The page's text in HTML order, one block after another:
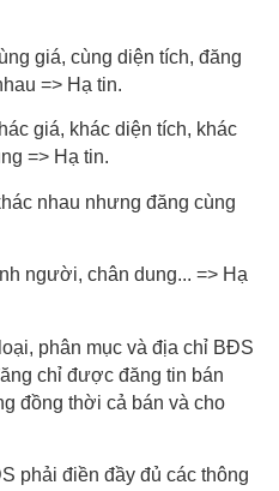
giá, cùng diện tích, đăng
=> Hạ tin.
giá, khác diện tích, khác
=> Hạ tin.
nhau nhưng đăng cùng
người, chân dung... => Hạ
phân mục và địa chỉ BĐS
chỉ được đăng tin bán
đồng thời cả bán và cho
phải điền đầy đủ các thông